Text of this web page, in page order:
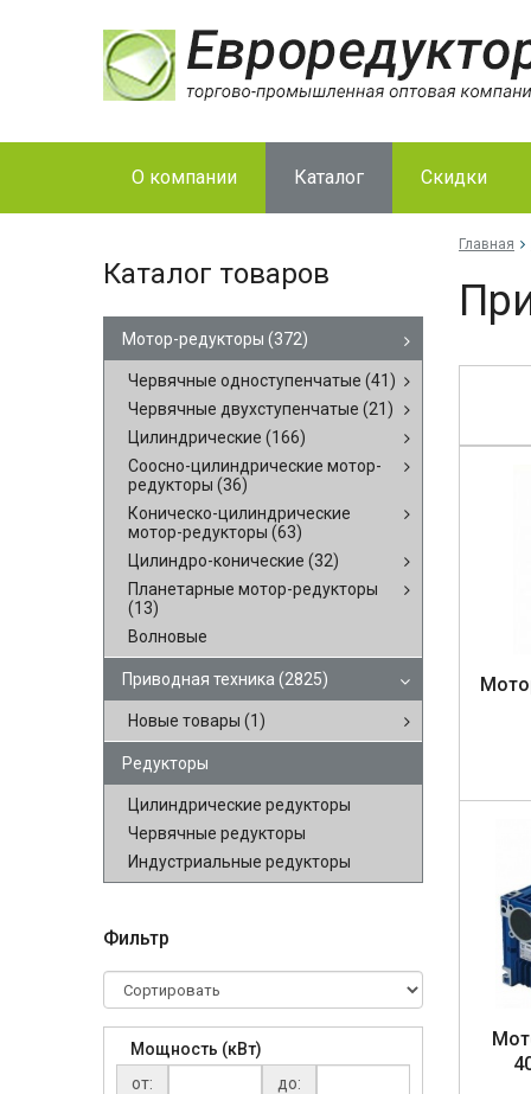
О компании Каталог Скидки
Каталог товаров
Мотор-редукторы (372)
Червячные одноступенчатые (41)
Червячные двухступенчатые (21)
Цилиндрические (166)
Соосно-цилиндрические мотор-
редукторы (36)
Коническо-цилиндрические
мотор-редукторы (63)
Цилиндро-конические (32)
Планетарные мотор-редукторы
(13)
Волновые
Приводная техника (2825)
Новые товары (1)
Редукторы
Цилиндрические редукторы
Червячные редукторы
Индустриальные редукторы
Фильтр
Мощность (кВт)
от:
до:
Главная